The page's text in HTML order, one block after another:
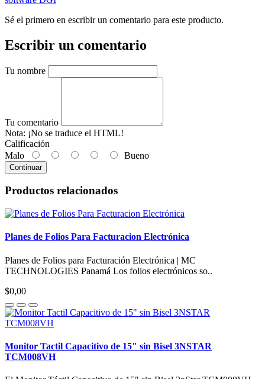
Sé el primero en escribir un comentario para este producto.
Escribir un comentario
Tu nombre
Tu comentario
Nota: ¡No se traduce el HTML!
Calificación
Malo
Bueno
Continuar
Productos relacionados
Planes de Folios Para Facturacion Electrónica
Planes de Folios para Facturación Electrónica | MC
TECHNOLOGIES Panamá Los folios electrónicos so..
$0,00
Monitor Tactil Capacitivo de 15" sin Bisel 3NSTAR
TCM008VH